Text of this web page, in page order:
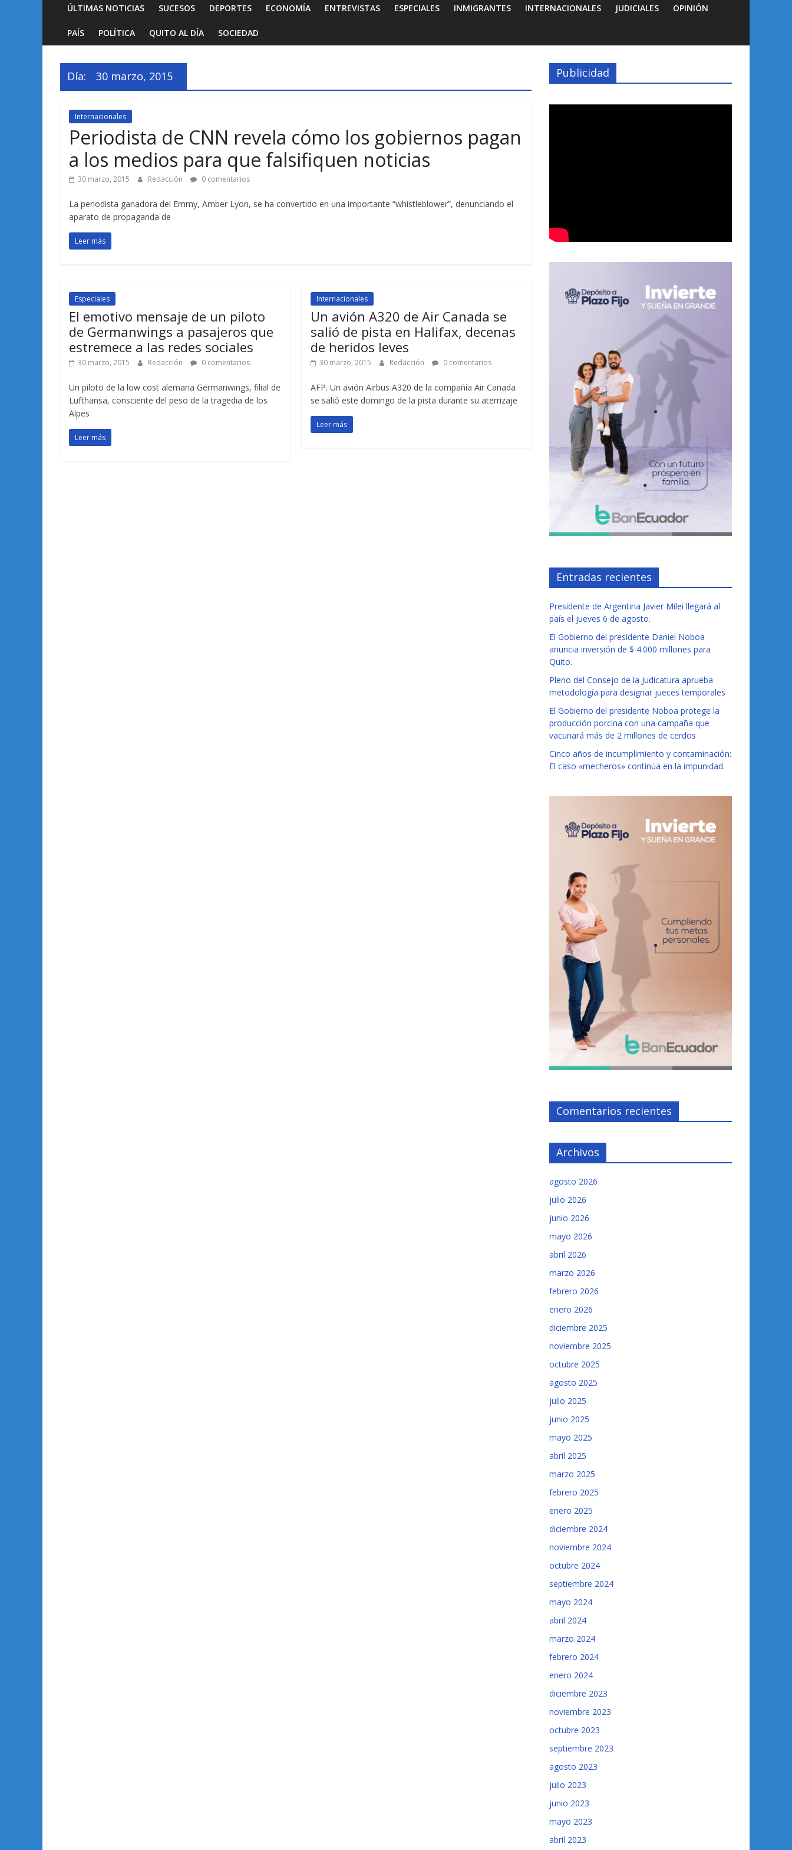
ÚLTIMAS NOTICIAS SUCESOS DEPORTES ECONOMÍA ENTREVISTAS ESPECIALES INMIGRANTES INTERNACIONALES JUDICIALES OPINIÓN
PAÍS POLÍTICA QUITO AL DÍA SOCIEDAD
Día: 30 marzo, 2015
Internacionales
Periodista de CNN revela cómo los gobiernos pagan
a los medios para que falsifiquen noticias
30 marzo, 2015 Redacción 0 comentarios
La periodista ganadora del Emmy, Amber Lyon, se ha convertido en una importante “whistleblower”, denunciando el
aparato de propaganda de
Leer más
Especiales
El emotivo mensaje de un piloto
de Germanwings a pasajeros que
estremece a las redes sociales
30 marzo, 2015 Redacción 0 comentarios
Un piloto de la low cost alemana Germanwings, filial de
Lufthansa, consciente del peso de la tragedia de los
Alpes
Leer más
Internacionales
Un avión A320 de Air Canada se
salió de pista en Halifax, decenas
de heridos leves
30 marzo, 2015 Redacción 0 comentarios
AFP. Un avión Airbus A320 de la compañía Air Canada
se salió este domingo de la pista durante su aterrizaje
Leer más
Publicidad
Entradas recientes
Presidente de Argentina Javier Milei llegará al
país el jueves 6 de agosto.
El Gobierno del presidente Daniel Noboa
anuncia inversión de $ 4.000 millones para
Quito.
Pleno del Consejo de la Judicatura aprueba
metodología para designar jueces temporales
El Gobierno del presidente Noboa protege la
producción porcina con una campaña que
vacunará más de 2 millones de cerdos
Cinco años de incumplimiento y contaminación:
El caso «mecheros» continúa en la impunidad.
Comentarios recientes
Archivos
agosto 2026
julio 2026
junio 2026
mayo 2026
abril 2026
marzo 2026
febrero 2026
enero 2026
diciembre 2025
noviembre 2025
octubre 2025
agosto 2025
julio 2025
junio 2025
mayo 2025
abril 2025
marzo 2025
febrero 2025
enero 2025
diciembre 2024
noviembre 2024
octubre 2024
septiembre 2024
mayo 2024
abril 2024
marzo 2024
febrero 2024
enero 2024
diciembre 2023
noviembre 2023
octubre 2023
septiembre 2023
agosto 2023
julio 2023
junio 2023
mayo 2023
abril 2023